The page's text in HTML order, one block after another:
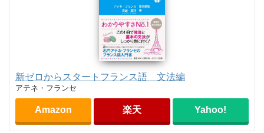
新ゼロからスタートフランス語 文法編
アテネ・フランセ
Amazon 楽天 Yahoo!